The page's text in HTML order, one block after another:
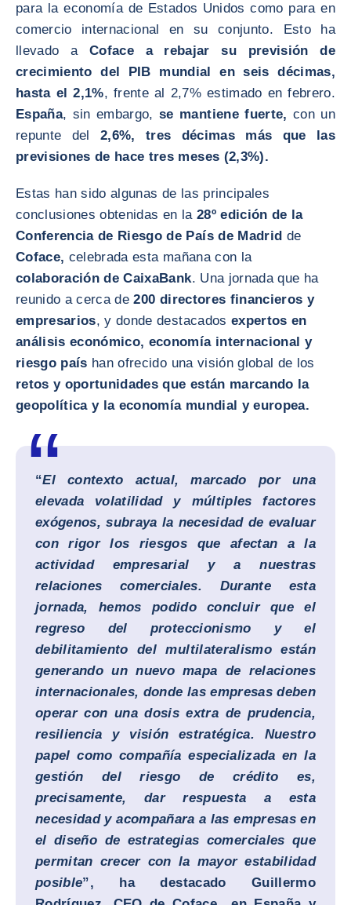
para la economía de Estados Unidos como para en
comercio internacional en su conjunto. Esto ha
llevado a Coface a rebajar su previsión de
crecimiento del PIB mundial en seis décimas,
hasta el 2,1%, frente al 2,7% estimado en febrero.
España, sin embargo,se mantiene fuerte, con un
repunte del 2,6%, tres décimas más que las
previsiones de hace tres meses (2,3%).
Estas han sido algunas de las principales
conclusiones obtenidas en la 28º edición de la
Conferencia de Riesgo de País de Madrid de
Coface, celebrada esta mañana con la
colaboración de CaixaBank. Una jornada que ha
reunido a cerca de200 directores financieros y
empresarios, y donde destacados expertos en
análisis económico, economía internacional y
riesgo país han ofrecido una visión global de los
retos y oportunidades que están marcando la
geopolítica y la economía mundial y europea.
“El contexto actual, marcado por una
elevada volatilidad y múltiples factores
exógenos, subraya la necesidad de evaluar
con rigor los riesgos que afectan a la
actividad empresarial y a nuestras
relaciones comerciales. Durante esta
jornada, hemos podido concluir que el
regreso del proteccionismo y el
debilitamiento del multilateralismo están
generando un nuevo mapa de relaciones
internacionales, donde las empresas deben
operar con una dosis extra de prudencia,
resiliencia y visión estratégica. Nuestro
papel como compañía especializada en la
gestión del riesgo de crédito es,
precisamente, dar respuesta a esta
necesidad y acompañara a las empresas en
el diseño de estrategias comerciales que
permitan crecer con la mayor estabilidad
posible”, ha destacado Guillermo